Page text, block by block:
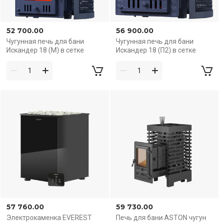
52 700.00
Чугунная печь для бани
Искандер 18 (М) в сетке
56 900.00
Чугунная печь для бани
Искандер 18 (П2) в сетке
57 760.00
Электрокаменка EVEREST
59 730.00
Печь для бани ASTON чугун